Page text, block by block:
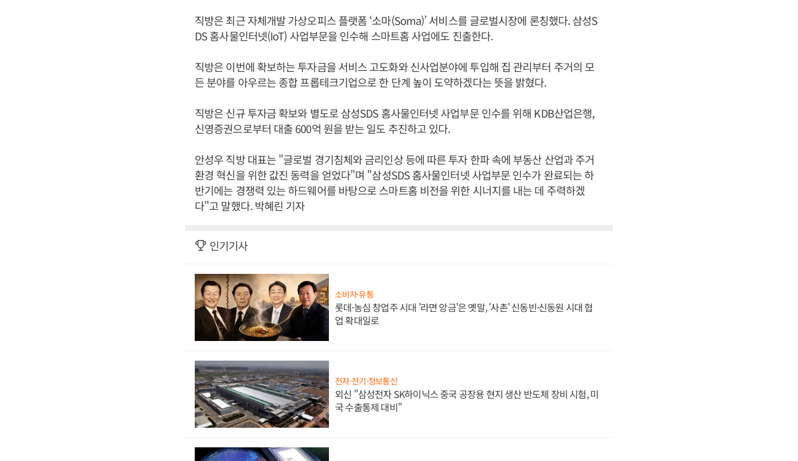
직방은 최근 자체개발 가상오피스 플랫폼 ‘소마(Soma)’ 서비스를 글로벌시장에 론칭했다. 삼성S
DS 홈사물인터넷(IoT) 사업부문을 인수해 스마트홈 사업에도 진출한다.
직방은 이번에 확보하는 투자금을 서비스 고도화와 신사업분야에 투입해 집 관리부터 주거의 모
든 분야를 아우르는 종합 프롭테크기업으로 한 단계 높이 도약하겠다는 뜻을 밝혔다.
직방은 신규 투자금 확보와 별도로 삼성SDS 홈사물인터넷 사업부문 인수를 위해 KDB산업은행,
신영증권으로부터 대출 600억 원을 받는 일도 추진하고 있다.
안성우 직방 대표는 "글로벌 경기침체와 금리인상 등에 따른 투자 한파 속에 부동산 산업과 주거
환경 혁신을 위한 값진 동력을 얻었다"며 "삼성SDS 홈사물인터넷 사업부문 인수가 완료되는 하
반기에는 경쟁력 있는 하드웨어를 바탕으로 스마트홈 비전을 위한 시너지를 내는 데 주력하겠
다"고 말했다. 박혜린 기자
인기기사
소비자·유통
롯데·농심 창업주 시대 '라면 앙금'은 옛말, '사촌' 신동빈·신동원 시대 협
업 확대일로
전자·전기·정보통신
외신 "삼성전자 SK하이닉스 중국 공장용 현지 생산 반도체 장비 시험, 미
국 수출통제 대비"